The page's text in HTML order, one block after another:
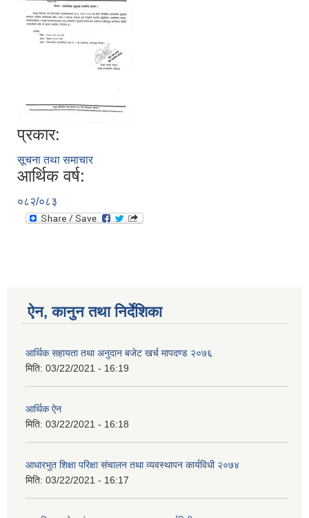
प्रकार:
सूचना तथा समाचार
आर्थिक वर्ष:
०८२/०८३
ऐन, कानुन तथा निर्देशिका
आर्थिक सहायता तथा अनुदान बजेट खर्च मापदण्ड २०७६
मिति: 03/22/2021 - 16:19
आर्थिक ऐन
मिति: 03/22/2021 - 16:18
आधारभुत शिक्षा परिक्षा संचालन तथा व्यवस्थापन कार्यविधी २०७४
मिति: 03/22/2021 - 16:17